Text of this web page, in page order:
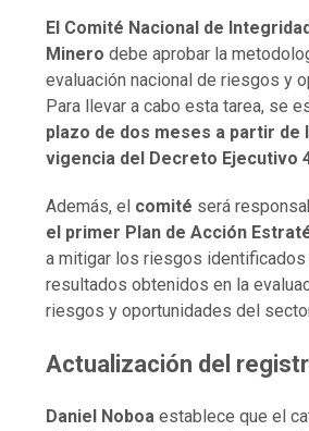
El Comité Nacional de
Minero debe aprobar la
evaluación nacional de riesgos y
Para llevar a cabo esta tarea, se
plazo de dos meses a partir de
vigencia del Decreto Ejecutivo
Además, el comité será
el primer Plan de Acción
a mitigar los riesgos identificados
resultados obtenidos en la
riesgos y oportunidades del
Actualización del
Daniel Noboaestablece que el